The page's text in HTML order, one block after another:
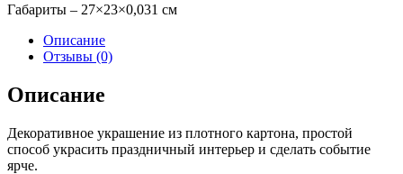
300см,
1шт
Габариты – 27×23×0,031 см
Описание
Отзывы (0)
Описание
Декоративное украшение из плотного картона, простой
способ украсить праздничный интерьер и сделать событие
ярче.